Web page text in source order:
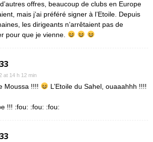
d’autres offres, beaucoup de clubs en Europe
mais j’ai préféré signer à l’Etoile. Depuis
les dirigeants n’arrêtaient pas de
pour que je vienne.
at 14 h 12 min
Moussa !!!! L’Etoile du Sahel, ouaaahhh !!!!
!!! :fou: :fou: :fou: